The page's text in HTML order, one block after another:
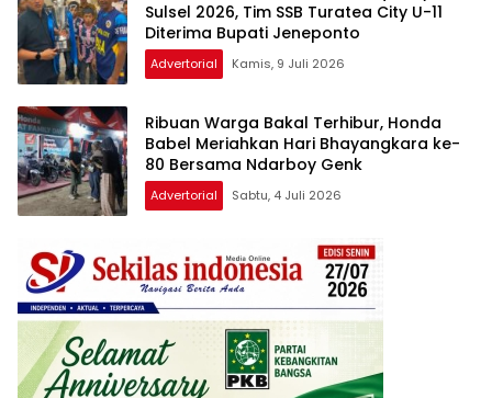
Sulsel 2026, Tim SSB Turatea City U-11
Diterima Bupati Jeneponto
Advertorial Kamis, 9 Juli 2026
Ribuan Warga Bakal Terhibur, Honda
Babel Meriahkan Hari Bhayangkara ke-
80 Bersama Ndarboy Genk
Advertorial Sabtu, 4 Juli 2026